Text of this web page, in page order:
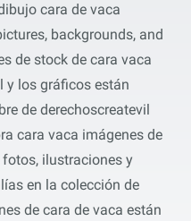
cara de vaca
backgrounds, and
de stock de cara vaca
y los gráficos están
de derechoscreatevil
cara vaca imágenes de
ilustraciones y
en la colección de
de cara de vaca están